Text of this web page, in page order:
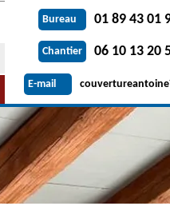
Bureau 01 89 43 01
Chantier 06 10 13 20
E-mail